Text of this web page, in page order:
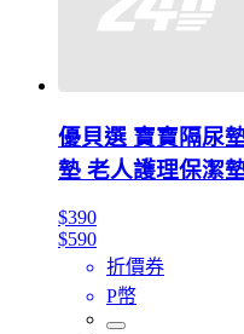
優貝選 寶寶隔尿
墊 老人護理保潔
$390
$590
折價券
P幣